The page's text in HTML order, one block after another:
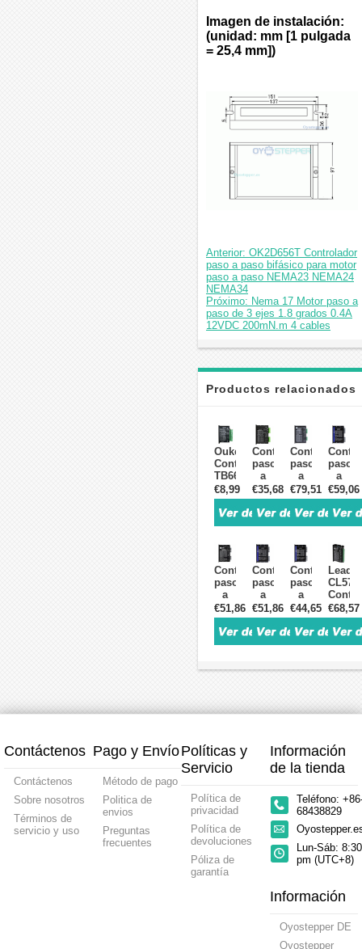
Imagen de instalación:
(unidad: mm [1 pulgada
= 25,4 mm])
Anterior: OK2D656T Controlador
paso a paso bifásico para motor
paso a paso NEMA23 NEMA24
NEMA34
Próximo: Nema 17 Motor paso a
paso de 3 ejes 1.8 grados 0.4A
12VDC 200mN.m 4 cables
Productos relacionados
Oukeda
Controlador
TB6600
2
fases
9–
40VDC
para
motor
paso
a
paso
Nema
17,
23,
24
€8,99
Controlador
paso
a
paso
digital
1,0-
4,2A
50VCC
para
motor
paso
a
paso
Nema
17,
23,
€35,68
Controlador
paso
a
paso
digital
Leadshine
trifásico
8,3A
20-
74VCC
para
motor
paso
a
paso
Nema
24,
€79,51
paso
a
paso
digital
0,5-
20-
80VCC
para
motor
paso
a
paso
Nema
23,
34
€59,06
Controlador
paso
a
paso
digital
Leadshine
trifásico
8,0A
motor
paso
Nema
17,
24,
34
€51,86
Controlador
paso
a
paso
digital
Leadshine
0,5-
20-
paso
Nema
17,
€51,86
Controlador
paso
a
paso
digital
Leadshine
0,5-
20-
paso
Nema
17,
23,
€44,65
CL57
paso
a
paso
de
48VCC
paso
a
paso
17,
Nema
23,
Nema
24
€68,57
Contáctenos
Contáctenos
Sobre nosotros
Términos de
servicio y uso
Pago y Envío
Método de pago
Politica de
envios
Preguntas
frecuentes
Políticas y
Servicio
Política de
privacidad
Política de
devoluciones
Póliza de
garantía
Información
de la tienda
Teléfono:
68438829
Lun-Sáb:
pm (UTC+8)
Información
Oyostepper DE
Oyostepper